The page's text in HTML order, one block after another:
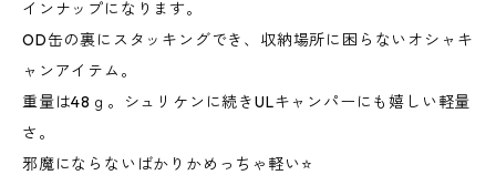
インナップになります。
OD缶の裏にスタッキングでき、収納場所に困らないオシャキ
ャンアイテム。
重量は48ｇ。シュリケンに続きULキャンパーにも嬉しい軽量
さ。
邪魔にならないばかりかめっちゃ軽い⭐️